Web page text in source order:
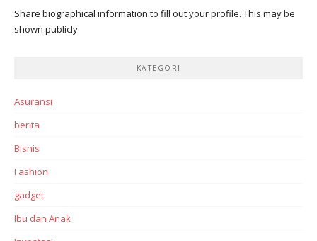
Share biographical information to fill out your profile. This may be
shown publicly.
KATEGORI
Asuransi
berita
Bisnis
Fashion
gadget
Ibu dan Anak